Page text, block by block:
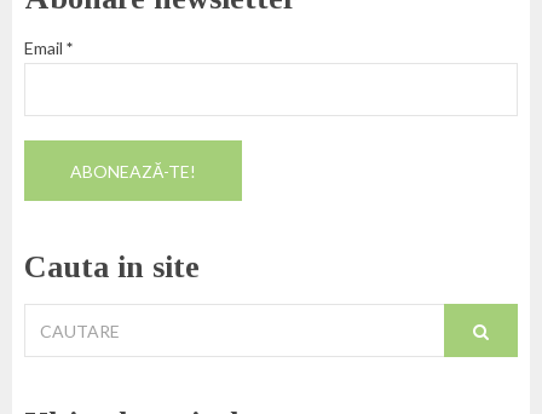
Email *
Cauta in site
pentru: